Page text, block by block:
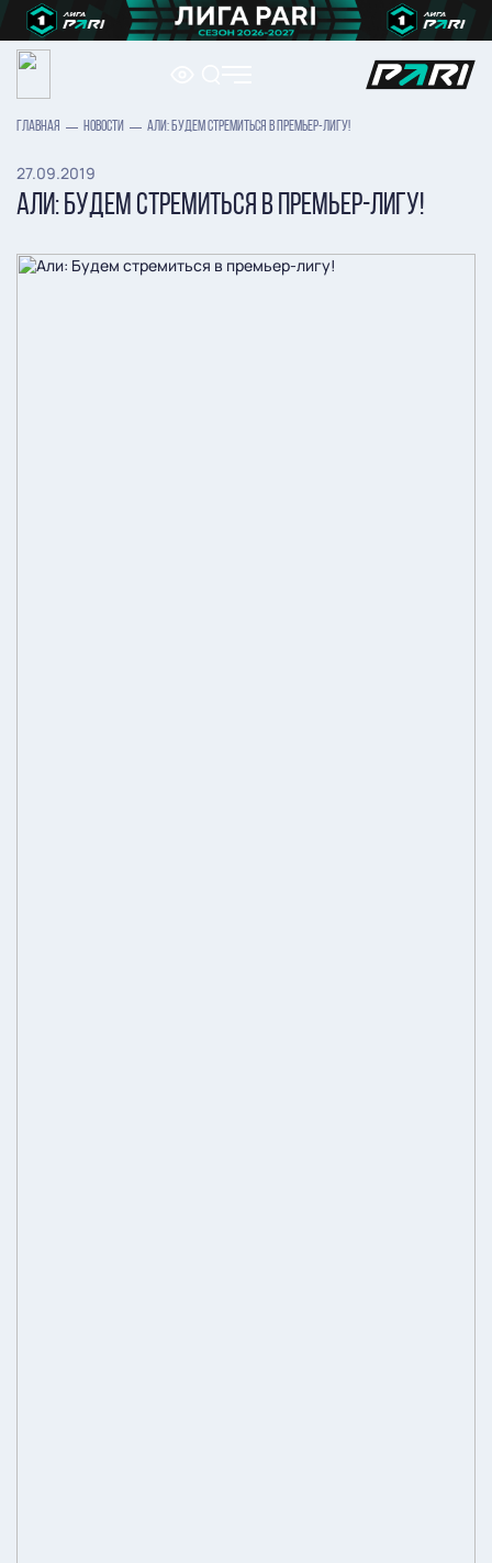
ГЛАВНАЯ НОВОСТИ АЛИ: БУДЕМ СТРЕМИТЬСЯ В ПРЕМЬЕР-ЛИГУ!
27.09.2019
АЛИ: БУДЕМ СТРЕМИТЬСЯ В ПРЕМЬЕР-ЛИГУ!